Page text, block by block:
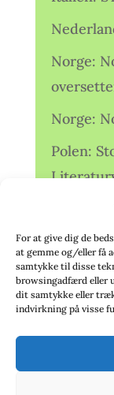
For at give dig de
at gemme og/eller få
samtykke til disse
browsingadfærd eller
dit samtykke eller
indvirkning på visse
Norge:
Norge:
Polen:
Sverige:
Sverige: